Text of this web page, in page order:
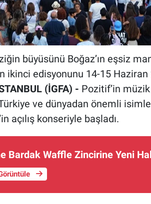
büyüsünü Boğaz’ın eşsiz
ikinci edisyonunu 14-15 Haziran
(İGFA) - Pozitif’in
ve dünyadan önemli
açılış konseriyle başladı.
Bardak Waffle Zincirine Yeni